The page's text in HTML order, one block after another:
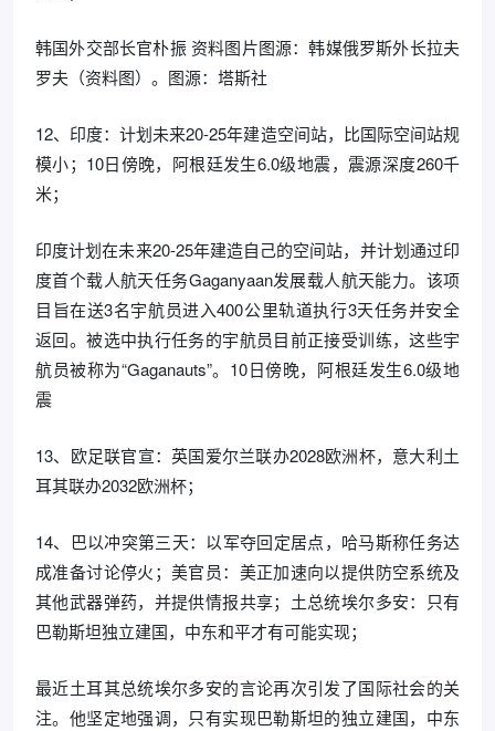
韩国外交部长官朴振 资料图片图源：韩媒俄罗斯外长拉夫
罗夫（资料图）。图源：塔斯社
12、印度：计划未来20-25年建造空间站，比国际空间站规
模小；10日傍晚，阿根廷发生6.0级地震，震源深度260千
米；
印度计划在未来20-25年建造自己的空间站，并计划通过印
度首个载人航天任务Gaganyaan发展载人航天能力。该项
目旨在送3名宇航员进入400公里轨道执行3天任务并安全
返回。被选中执行任务的宇航员目前正接受训练，这些宇
航员被称为“Gaganauts”。10日傍晚，阿根廷发生6.0级地
震
13、欧足联官宣：英国爱尔兰联办2028欧洲杯，意大利土
耳其联办2032欧洲杯；
14、巴以冲突第三天：以军夺回定居点，哈马斯称任务达
成准备讨论停火；美官员：美正加速向以提供防空系统及
其他武器弹药，并提供情报共享；土总统埃尔多安：只有
巴勒斯坦独立建国，中东和平才有可能实现；
最近土耳其总统埃尔多安的言论再次引发了国际社会的关
注。他坚定地强调，只有实现巴勒斯坦的独立建国，中东